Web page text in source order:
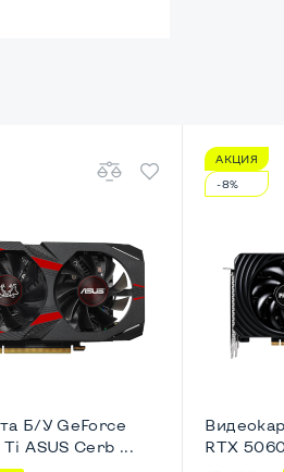
Б/У GeForce
ASUS Cerb ...
АКЦИЯ
-8%
RTX